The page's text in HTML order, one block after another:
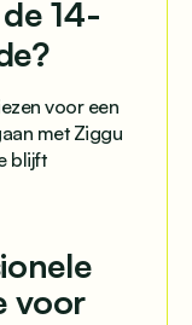
14-
voor een
met Ziggu
blijft
voor